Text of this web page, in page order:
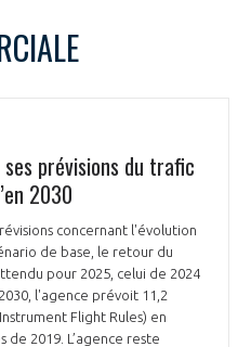
ADHÉRENTS
M J
2 3 4 5
6
23 24
prévisions du trafic
2030
concernant l'évolution
de base, le retour du
pour 2025, celui de 2024
l'agence prévoit 11,2
Flight Rules) en
de 2019. L’agence reste
et développez